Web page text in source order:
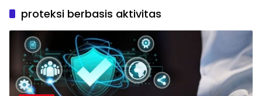
proteksi berbasis aktivitas